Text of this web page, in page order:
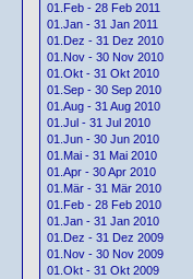
01.Feb - 28 Feb 2011
01.Jan - 31 Jan 2011
01.Dez - 31 Dez 2010
01.Nov - 30 Nov 2010
01.Okt - 31 Okt 2010
01.Sep - 30 Sep 2010
01.Aug - 31 Aug 2010
01.Jul - 31 Jul 2010
01.Jun - 30 Jun 2010
01.Mai - 31 Mai 2010
01.Apr - 30 Apr 2010
01.Mär - 31 Mär 2010
01.Feb - 28 Feb 2010
01.Jan - 31 Jan 2010
01.Dez - 31 Dez 2009
01.Nov - 30 Nov 2009
01.Okt - 31 Okt 2009